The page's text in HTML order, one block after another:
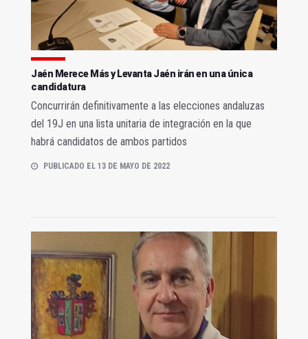
Jaén Merece Más y Levanta Jaén irán en una única
candidatura
Concurrirán definitivamente a las elecciones andaluzas
del 19J en una lista unitaria de integración en la que
habrá candidatos de ambos partidos
PUBLICADO EL 13 DE MAYO DE 2022